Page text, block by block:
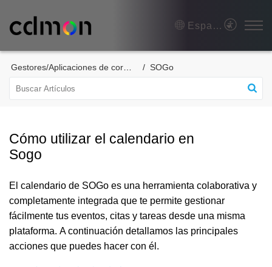
Español (España)
SOGo
Cómo utilizar el calendario en
Sogo
El calendario de SOGo es una herramienta colaborativa y
completamente integrada que te permite gestionar
fácilmente tus eventos, citas y tareas desde una misma
plataforma. A continuación detallamos las principales
acciones que puedes hacer con él.